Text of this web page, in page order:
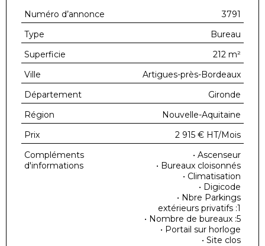
Numéro d’annonce
3791
Type
Bureau
Superficie
212 m²
Ville
Artigues-près-Bordeaux
Département
Gironde
Région
Nouvelle-Aquitaine
Prix
2 915 € HT/Mois
Compléments
d'informations
• Ascenseur
• Bureaux cloisonnés
• Climatisation
• Digicode
• Nbre Parkings
extérieurs privatifs :1
• Nombre de bureaux :5
• Portail sur horloge
• Site clos